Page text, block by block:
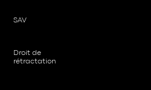
SAV
Droit de
rétractation